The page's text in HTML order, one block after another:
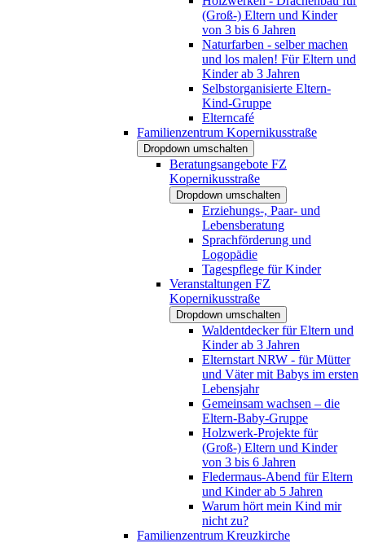
(Groß-) Eltern und Kinder
von 3 bis 6 Jahren
Naturfarben - selber machen
und los malen! Für Eltern und
Kinder ab 3 Jahren
Selbstorganisierte Eltern-
Kind-Gruppe
Elterncafé
Familienzentrum Kopernikusstraße
Dropdown umschalten
Beratungsangebote FZ
Kopernikusstraße
Dropdown umschalten
Erziehungs-, Paar- und
Lebensberatung
Sprachförderung und
Logopädie
Tagespflege für Kinder
Veranstaltungen FZ
Kopernikusstraße
Dropdown umschalten
Waldentdecker für Eltern und
Kinder ab 3 Jahren
Elternstart NRW - für Mütter
und Väter mit Babys im ersten
Lebensjahr
Gemeinsam wachsen – die
Eltern-Baby-Gruppe
Holzwerk-Projekte für
(Groß-) Eltern und Kinder
von 3 bis 6 Jahren
Fledermaus-Abend für Eltern
und Kinder ab 5 Jahren
Warum hört mein Kind mir
nicht zu?
Familienzentrum Kreuzkirche